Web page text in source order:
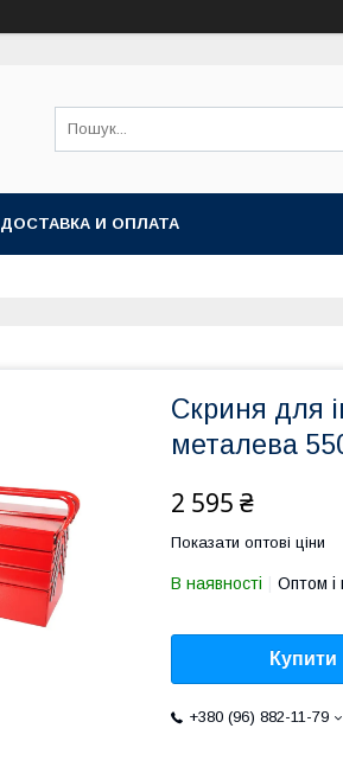
ДОСТАВКА И ОПЛАТА
Скриня для
металева
2 595 ₴
Показати оптові ціни
В наявності Оптом і
Купити
+380 (96) 882-11-79